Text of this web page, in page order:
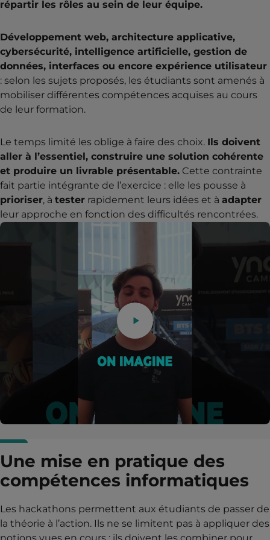
répartir les rôles au sein de leur équipe.
Développement web, architecture applicative,
cybersécurité, intelligence artificielle, gestion de
données, interfaces ou encore expérience utilisateur
: selon les sujets proposés, les étudiants sont amenés à
mobiliser différentes compétences acquises au cours
de leur formation.
Le temps limité les oblige à faire des choix. Ils doivent
aller à l’essentiel, construire une solution cohérente
et produire un livrable présentable. Cette contrainte
fait partie intégrante de l’exercice : elle les pousse à
prioriser, à tester rapidement leurs idées et à adapter
leur approche en fonction des difficultés rencontrées.
Une mise en pratique des
compétences informatiques
Les hackathons permettent aux étudiants de passer de
la théorie à l’action. Ils ne se limitent pas à appliquer des